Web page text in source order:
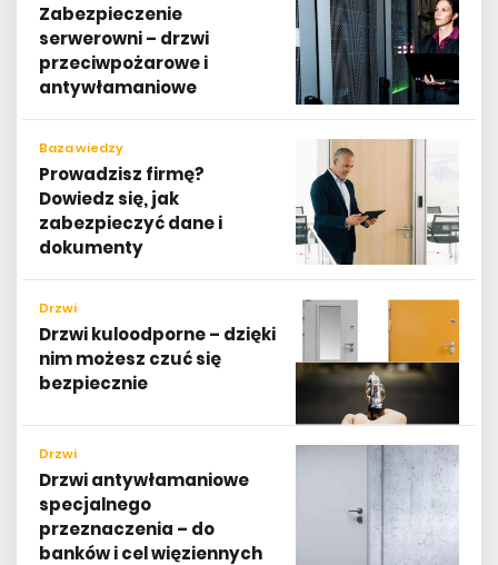
Zabezpieczenie
serwerowni – drzwi
przeciwpożarowe i
antywłamaniowe
Baza wiedzy
Prowadzisz firmę?
Dowiedz się, jak
zabezpieczyć dane i
dokumenty
Drzwi
Drzwi kuloodporne – dzięki
nim możesz czuć się
bezpiecznie
Drzwi
Drzwi antywłamaniowe
specjalnego
przeznaczenia – do
banków i cel więziennych